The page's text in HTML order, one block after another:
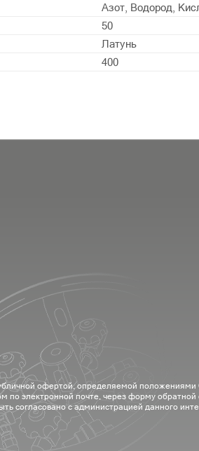
Азот, Водород,
50
Латунь
400
офертой, определяемой
электронной почте, через форму
согласовано с администрацией данного